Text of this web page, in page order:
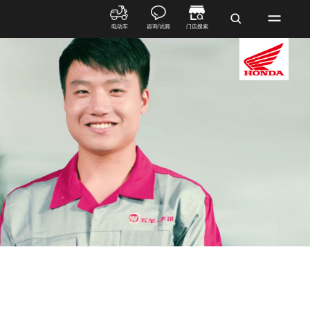
电动车 咨询/试骑 门店搜索